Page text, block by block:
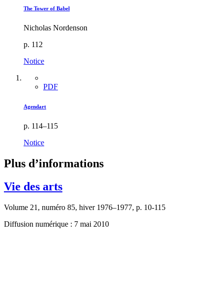
The Tower of Babel
Nicholas Nordenson
p. 112
Notice
PDF
Agendart
p. 114–115
Notice
Plus d’informations
Vie des arts
Volume 21, numéro 85, hiver 1976–1977, p. 10-115
Diffusion numérique : 7 mai 2010